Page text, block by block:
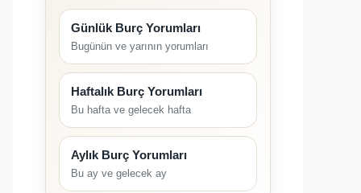
Günlük Burç Yorumları
Bugünün ve yarının yorumları
Haftalık Burç Yorumları
Bu hafta ve gelecek hafta
Aylık Burç Yorumları
Bu ay ve gelecek ay